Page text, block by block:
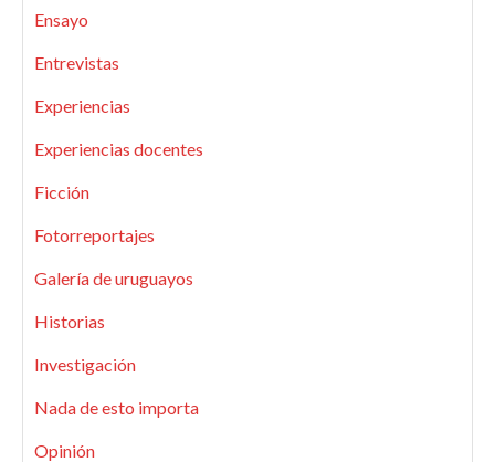
Ensayo
Entrevistas
Experiencias
Experiencias docentes
Ficción
Fotorreportajes
Galería de uruguayos
Historias
Investigación
Nada de esto importa
Opinión